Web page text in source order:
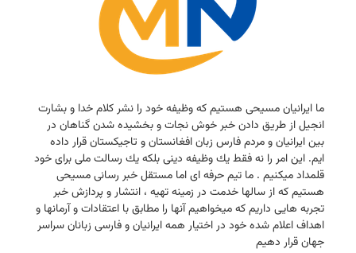
ما ایرانیان مسیحی هستیم كه وظیفه خود را نشر كلام خدا و بشارت
انجیل از طریق دادن خبر خوش نجات و بخشیده شدن گناهان در
بین ایرانیان و مردم فارس زبان افغانستان و تاجیكستان قرار داده
ایم. این امر را نه فقط یك وظیفه دینی بلكه یك رسالت ملی برای خود
قلمداد میكنیم . ما تیم حرفه ای اما مستقل خبر رسانی مسیحی
هستیم كه از سالها خدمت در زمینه تهیه ، انتشار و پردازش خبر
تجربه هایی داریم كه میخواهیم آنها را مطابق با اعتقادات و آرمانها و
اهداف اعلام شده خود در اختیار همه ایرانیان و فارسی زبانان سراسر
جهان قرار دهیم